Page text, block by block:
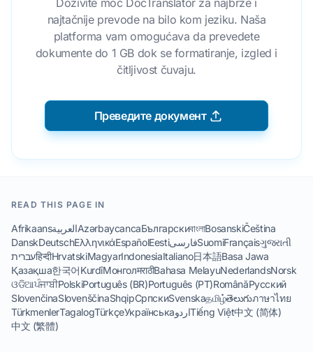
Doživite moć DocTranslator za najbrže i
najtačnije prevode na bilo kom jeziku. Naša
platforma vam omogućava da prevedete
dokumente do 1 GB dok se formatiranje, izgled i
čitljivost čuvaju.
Преведите документ
READ THIS PAGE IN
AfrikaansالعربيةAzərbaycancaБългарскиবাংলাBosanskiČeština
DanskDeutschΕλληνικάEspañolEestiفارسیSuomiFrançaisગુજરાતી
עבריתहिन्दीHrvatskiMagyarIndonesiaItaliano日本語Basa Jawa
Қазақша한국어KurdîМонголमराठीBahasa MelayuNederlandsNorsk
ଓଡିଆਪੰਜਾਬੀPolskiPortuguês (BR)Português (PT)RomânăРусский
SlovenčinaSlovenščinaShqipСрпскиSvenskaதமிழ்తెలుగుภาษาไทย
TürkmenlerTagalogTürkçeУкраїнськаاردوTiếng Việt中文 (简体)
中文 (繁體)